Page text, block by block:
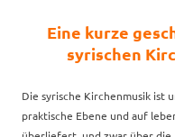
Eine kurze
syrischen
Die syrische Kirchenmusik ist
praktische Ebene und auf